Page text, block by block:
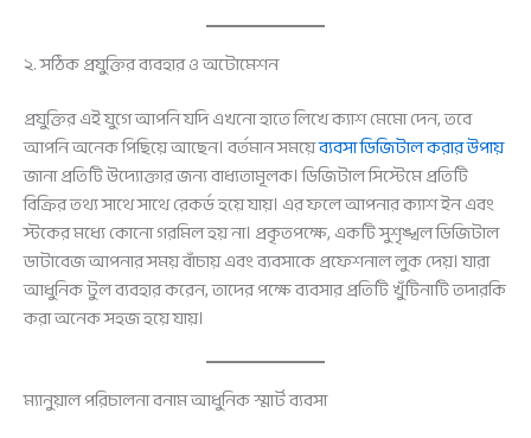
২. সঠিক প্রযুক্তির ব্যবহার ও অটোমেশন
প্রযুক্তির এই যুগে আপনি যদি এখনো হাতে লিখে ক্যাশ মেমো দেন, তবে
আপনি অনেক পিছিয়ে আছেন। বর্তমান সময়েব্যবসা ডিজিটাল করার উপায়
জানা প্রতিটি উদ্যোক্তার জন্য বাধ্যতামূলক। ডিজিটাল সিস্টেমে প্রতিটি
বিক্রির তথ্য সাথে সাথে রেকর্ড হয়ে যায়। এর ফলে আপনার ক্যাশ ইন এবং
স্টকের মধ্যে কোনো গরমিল হয় না। প্রকৃতপক্ষে, একটি সুশৃঙ্খল ডিজিটাল
ডাটাবেজ আপনার সময় বাঁচায় এবং ব্যবসাকে প্রফেশনাল লুক দেয়। যারা
আধুনিক টুল ব্যবহার করেন, তাদের পক্ষে ব্যবসার প্রতিটি খুঁটিনাটি তদারকি
করা অনেক সহজ হয়ে যায়।
ম্যানুয়াল পরিচালনা বনাম আধুনিক স্মার্ট ব্যবসা